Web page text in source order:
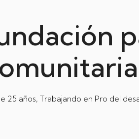
25 años, Trabajando en Pro del